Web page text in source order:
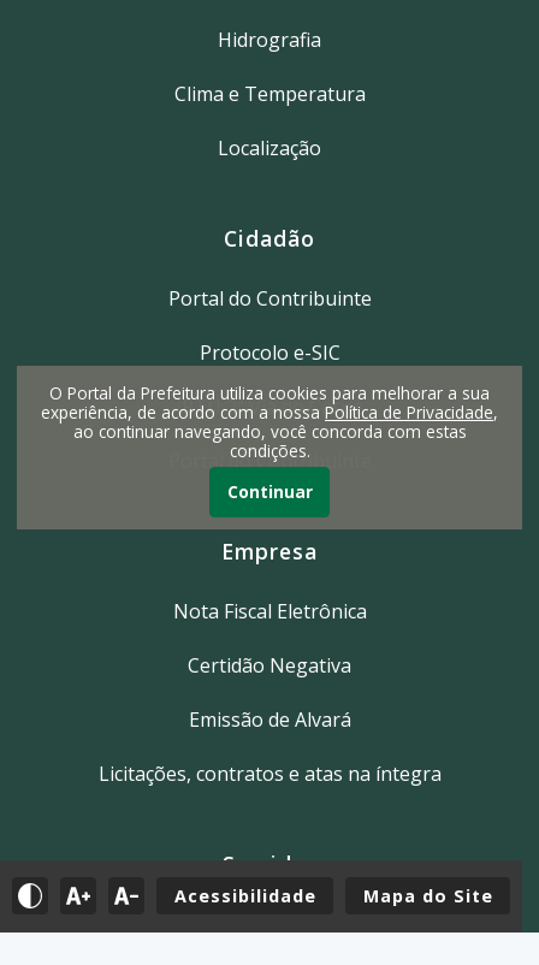
Acessibilidade Mapa do Site
Hidrografia
Clima e Temperatura
Localização
Cidadão
Portal do Contribuinte
Protocolo e-SIC
IPTU 2ª Via do Carnê
Portal do Contribuinte
Empresa
Nota Fiscal Eletrônica
Certidão Negativa
Emissão de Alvará
Licitações, contratos e atas na íntegra
Servidor
O Portal da Prefeitura utiliza cookies para melhorar a sua
experiência, de acordo com a nossa Política de Privacidade,
ao continuar navegando, você concorda com estas
condições.
Continuar